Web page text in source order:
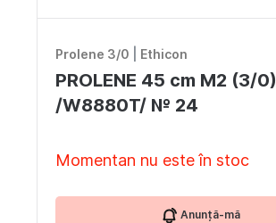
Prolene 3/0 Ethicon
PROLENE 45 cm M2 (3/0)
/W8880T/ № 24
Momentan nu este în stoc
Anunță-mă